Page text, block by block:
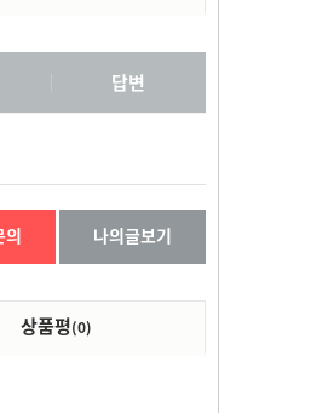
답변
의 나의글보기
상품평(0)